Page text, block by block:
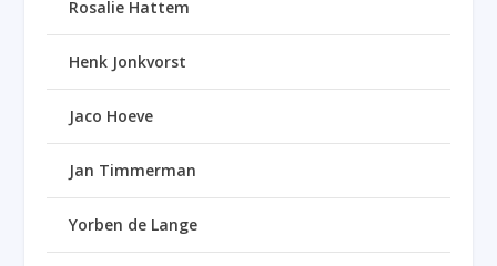
Rosalie Hattem
Henk Jonkvorst
Jaco Hoeve
Jan Timmerman
Yorben de Lange